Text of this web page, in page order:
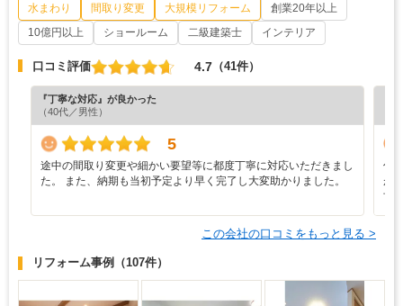
水まわり 間取り変更 大規模リフォーム
創業20年以上
10億円以上
ショールーム 二級建築士 インテリア
口コミ評価 4.7 （41件）
『丁寧な対応』が良かった
（40代／男性）
5
途中の間取り変更や細かい要望等に都度丁寧に対応いただきまし
た。 また、納期も当初予定より早く完了し大変助かりました。
仕
が
甘
この会社の口コミをもっと見る >
リフォーム事例 （107件）